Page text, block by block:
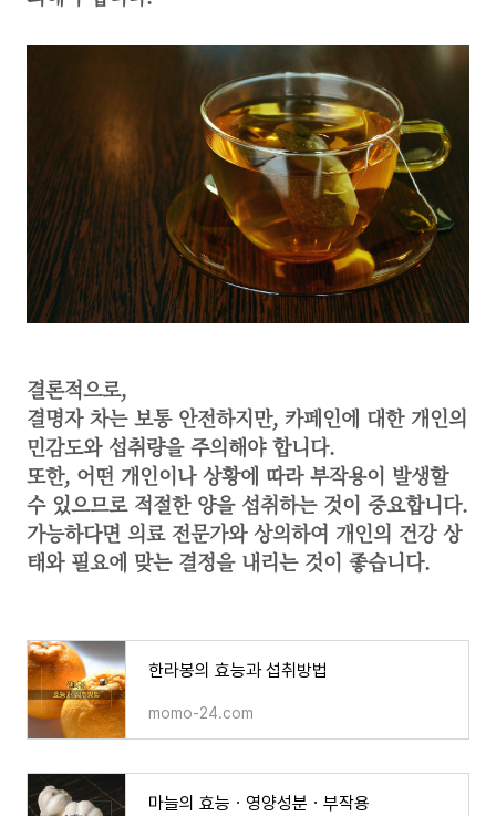
결론적으로,
결명자 차는 보통 안전하지만, 카페인에 대한 개인의
민감도와 섭취량을 주의해야 합니다.
또한, 어떤 개인이나 상황에 따라 부작용이 발생할
수 있으므로 적절한 양을 섭취하는 것이 중요합니다.
가능하다면 의료 전문가와 상의하여 개인의 건강 상
태와 필요에 맞는 결정을 내리는 것이 좋습니다.
한라봉의 효능과 섭취방법
momo-24.com
마늘의 효능ㆍ영양성분ㆍ부작용